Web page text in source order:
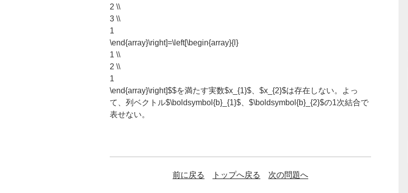
2 \\
3 \\
1
\end{array}\right]=\left[\begin{array}{l}
1 \\
2 \\
1
\end{array}\right]$$を満たす実数$x_{1}$、$x_{2}$は存在しない。よっ
て、列ベクトル$\boldsymbol{b}_{1}$、$\boldsymbol{b}_{2}$の1次結合で
表せない。
前に戻る トップへ戻る 次の問題へ